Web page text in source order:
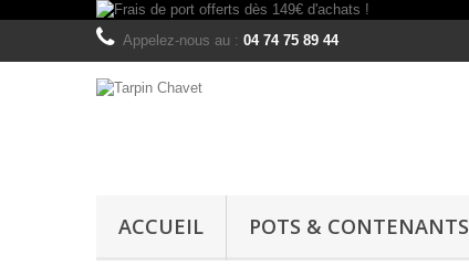
Appelez-nous au : 04 74 75 89 44
ACCUEIL POTS & CONTENANTS